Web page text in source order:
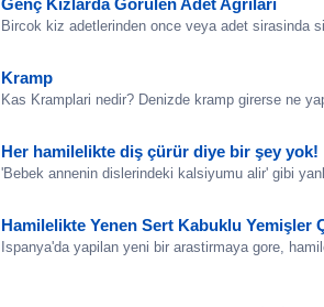
Genç Kızlarda Görülen Adet Ağrıları
Bircok kiz adetlerinden once veya adet sirasinda
Kramp
Kas Kramplari nedir? Denizde kramp girerse ne
Her hamilelikte diş çürür diye bir şey yok!
'Bebek annenin dislerindeki kalsiyumu alir' gibi
Hamilelikte Yenen Sert Kabuklu Yemişler
Ispanya'da yapilan yeni bir arastirmaya gore,